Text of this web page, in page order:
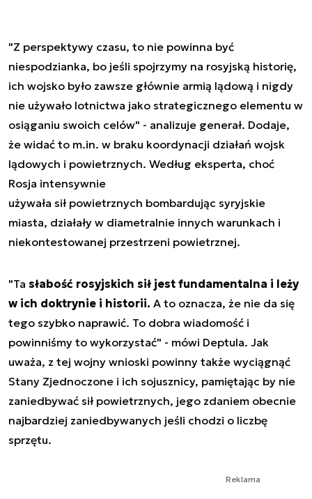
"Z perspektywy czasu, to nie powinna być
niespodzianka, bo jeśli spojrzymy na rosyjską historię,
ich wojsko było zawsze głównie armią lądową i nigdy
nie używało lotnictwa jako strategicznego elementu w
osiąganiu swoich celów" - analizuje generał. Dodaje,
że widać to m.in. w braku koordynacji działań wojsk
lądowych i powietrznych. Według eksperta, choć
Rosja intensywnie
używała sił powietrznych bombardując syryjskie
miasta, działały w diametralnie innych warunkach i
niekontestowanej przestrzeni powietrznej.
"Ta słabość rosyjskich sił jest fundamentalna i leży
w ich doktrynie i historii. A to oznacza, że nie da się
tego szybko naprawić. To dobra wiadomość i
powinniśmy to wykorzystać" - mówi Deptula. Jak
uważa, z tej wojny wnioski powinny także wyciągnąć
Stany Zjednoczone i ich sojusznicy, pamiętając by nie
zaniedbywać sił powietrznych, jego zdaniem obecnie
najbardziej zaniedbywanych jeśli chodzi o liczbę
sprzętu.
Reklama